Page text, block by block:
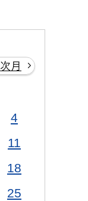
次月
4
11
18
25